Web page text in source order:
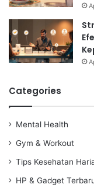
Categories
Mental Health
Gym & Workout
Tips Kesehatan
HP & Gadget